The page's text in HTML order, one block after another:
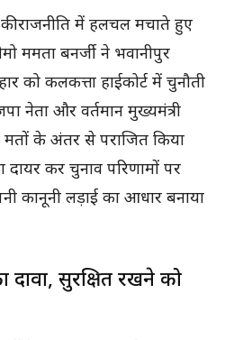
राजनीति में हलचल मचाते हुए
ममता बनर्जी ने भवानीपुर
को कलकत्ता हाईकोर्ट में चुनौती
नेता और वर्तमान मुख्यमंत्री
मतों के अंतर से पराजित किया
दायर कर चुनाव परिणामों पर
कानूनी लड़ाई का आधार बनाया
सुरक्षित रखने को